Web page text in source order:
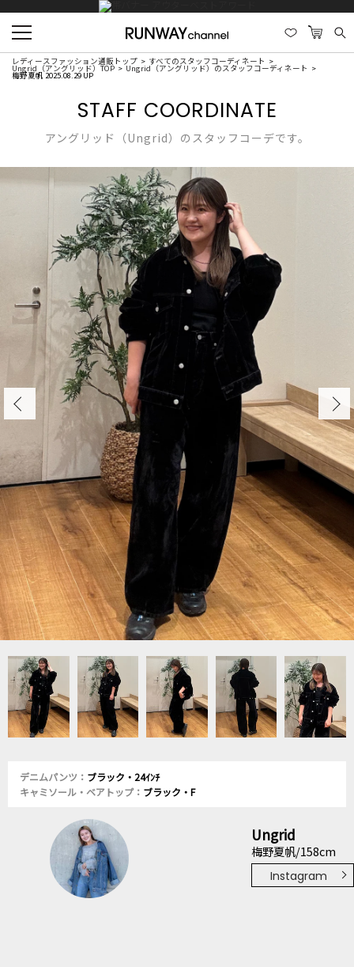
レディースファッション通販トップ すべてのスタッフコーディネート
Ungrid（アングリッド）TOP Ungrid（アングリッド）のスタッフコーディネート
梅野夏帆 2025.08.29 UP
STAFF COORDINATE
アングリッド（Ungrid）のスタッフコーデです。
デニムパンツ： ブラック・24ｲﾝﾁ
キャミソール・ベアトップ： ブラック・F
Ungrid
梅野夏帆/158cm
Instagram